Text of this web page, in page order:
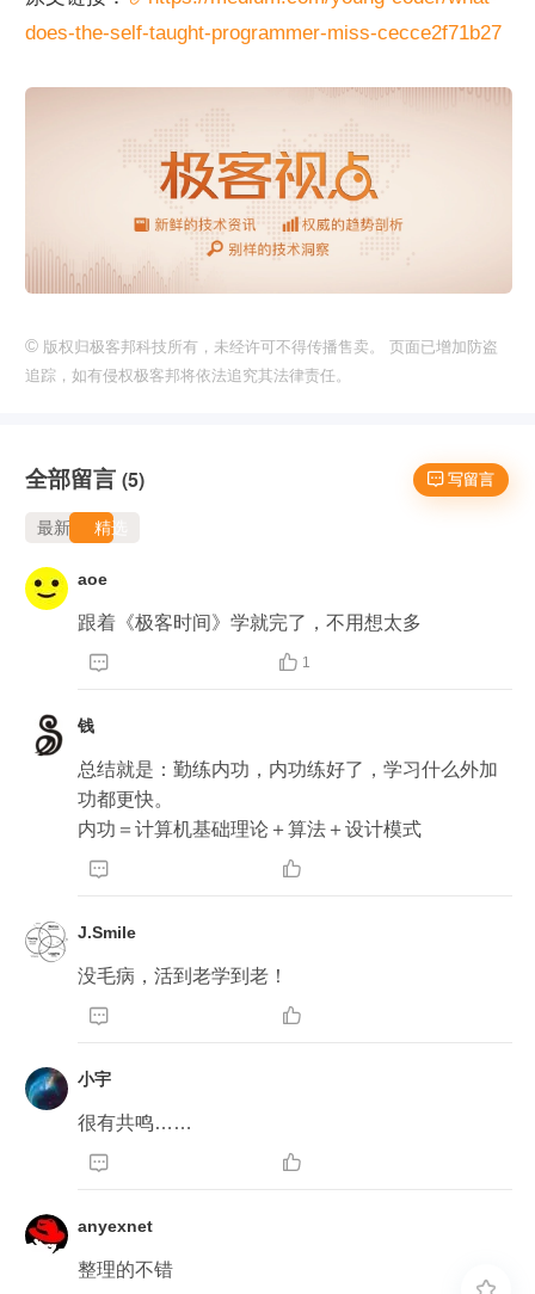
does-the-self-taught-programmer-miss-cecce2f71b27
© 版权归极客邦科技所有，未经许可不得传播售卖。 页面已增加防盗
追踪，如有侵权极客邦将依法追究其法律责任。
 写留言
全部留言 (5)
最新 精选
aoe
跟着《极客时间》学就完了，不用想太多
  1
钱
总结就是：勤练内功，内功练好了，学习什么外加
功都更快。
内功＝计算机基础理论＋算法＋设计模式
 
J.Smile
没毛病，活到老学到老！
 
小宇
很有共鸣……
 
anyexnet
整理的不错
